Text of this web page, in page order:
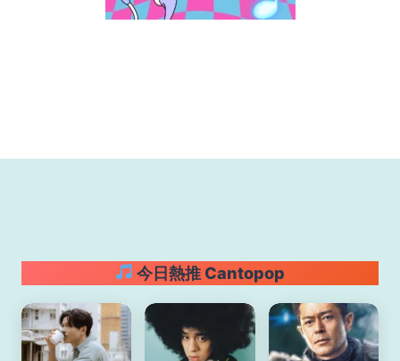
今日熱推 Cantopop